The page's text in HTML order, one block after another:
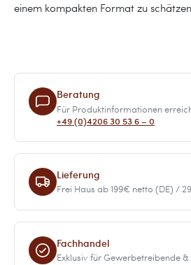
einem kompakten Format zu
Beratung
Für Produktinformationen
+49 (0)4206 30 53 6 – 0
Lieferung
Frei Haus ab 199€ netto (DE) /
Fachhandel
Exklusiv für Gewerbetreibende